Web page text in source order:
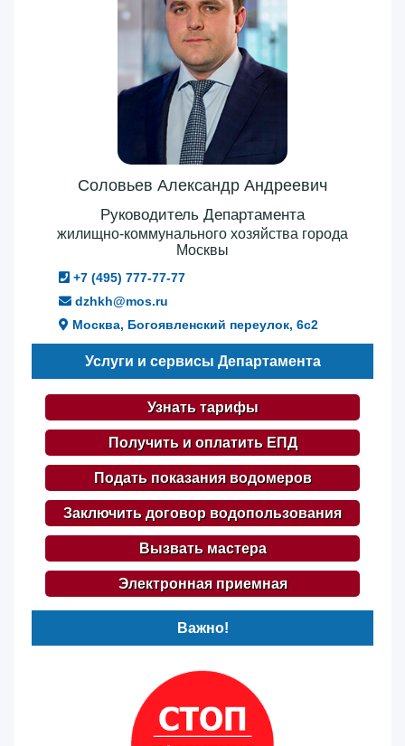
Соловьев Александр Андреевич
Руководитель Департамента
жилищно-коммунального хозяйства города
Москвы
+7 (495) 777-77-77
dzhkh@mos.ru
Москва, Богоявленский переулок, 6с2
Услуги и сервисы Департамента
Узнать тарифы
Получить и оплатить ЕПД
Подать показания водомеров
Заключить договор водопользования
Вызвать мастера
Электронная приемная
Важно!